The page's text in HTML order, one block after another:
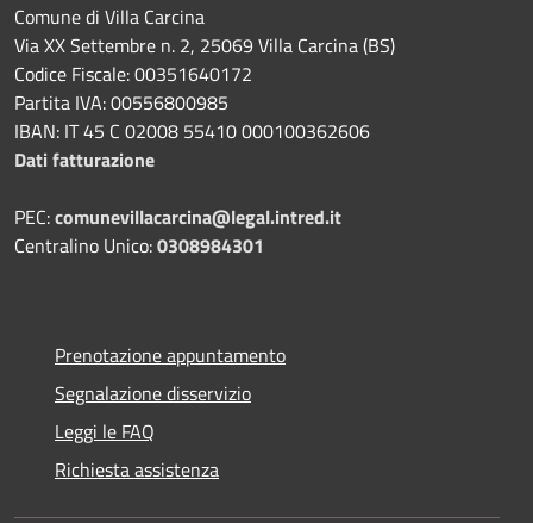
Comune di Villa Carcina
Via XX Settembre n. 2, 25069 Villa Carcina (BS)
Codice Fiscale: 00351640172
Partita IVA: 00556800985
IBAN: IT 45 C 02008 55410 000100362606
Dati fatturazione
PEC:comunevillacarcina@legal.intred.it
Centralino Unico:0308984301
Prenotazione appuntamento
Segnalazione disservizio
Leggi le FAQ
Richiesta assistenza